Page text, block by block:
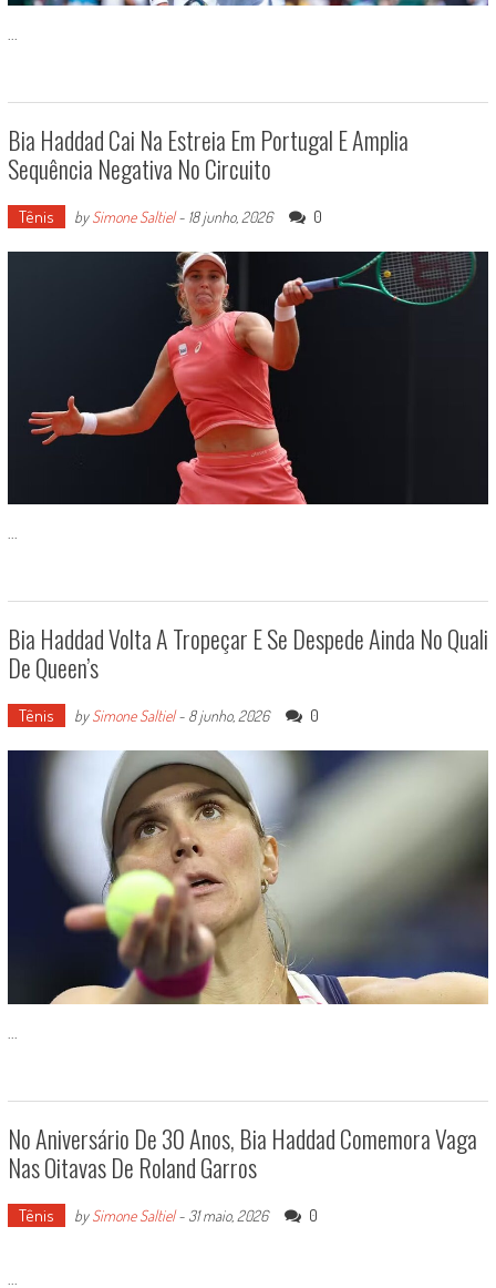
...
Bia Haddad Cai Na Estreia Em Portugal E Amplia
Sequência Negativa No Circuito
Tênis bySimone Saltiel- 18 junho, 2026 0
Bia Haddad Volta A Tropeçar E Se Despede Ainda No Quali
De Queen’s
Tênis bySimone Saltiel- 8 junho, 2026 0
...
No Aniversário De 30 Anos, Bia Haddad Comemora Vaga
Nas Oitavas De Roland Garros
Tênis bySimone Saltiel- 31 maio, 2026 0
...